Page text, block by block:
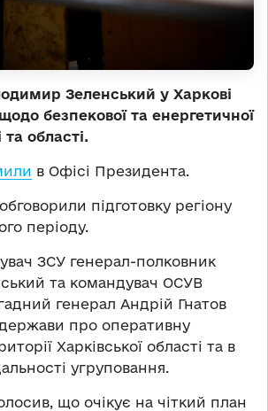
Зеленський у Харкові
безпекової та енергетичної
та області.
в Офісі Президента.
підготовку регіону
періоду.
ЗСУ генерал-полковник
та командувач ОСУВ
генерал Андрій Гнатов
держави про оперативну
Харківської області та в
угруповання.
що очікує на чіткий план